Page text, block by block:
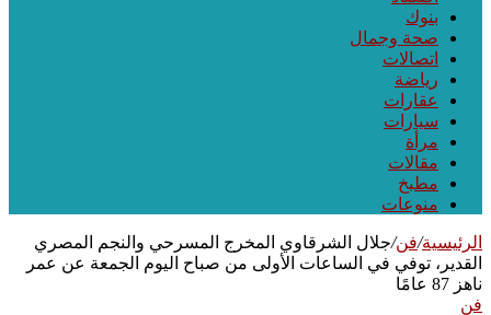
بنوك
صحة وجمال
اتصالات
رياضة
عقارات
سيارات
مرأة
مقالات
مطبخ
منوعات
الرئيسية/فن/جلال الشرقاوي المخرج المسرحي والنجم المصري
القدير، توفي في الساعات الأولى من صباح اليوم الجمعة عن عمر
ناهز 87 عامًا
فن